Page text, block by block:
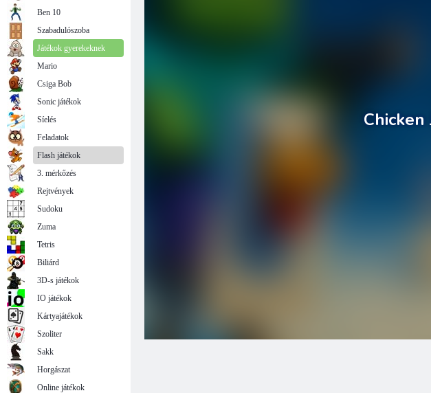
Ben 10
Szabadulószoba
Játékok gyerekeknek
Mario
Csiga Bob
Sonic játékok
Síelés
Feladatok
Flash játékok
3. mérkőzés
Rejtvények
Sudoku
Zuma
Tetris
Biliárd
3D-s játékok
IO játékok
Kártyajátékok
Szoliter
Sakk
Horgászat
Online játékok